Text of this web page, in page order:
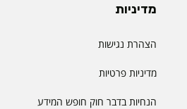
מדיניות
הצהרת נגישות
מדיניות פרטיות
הנחיות בדבר חוק חופש המידע